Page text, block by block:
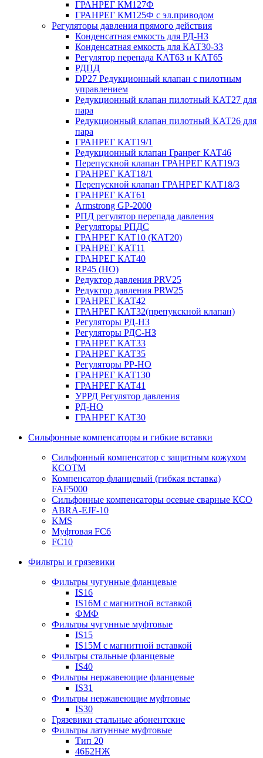
ГРАНРЕГ КМ127Ф
ГРАНРЕГ КМ125Ф с эл.приводом
Регуляторы давления прямого действия
Конденсатная емкость для РД-НЗ
Конденсатная емкость для КАТ30-33
Регулятор перепада КАТ63 и КАТ65
РДПД
DP27 Редукционный клапан с пилотным
управлением
Редукционный клапан пилотный КАТ27 для
пара
Редукционный клапан пилотный КАТ26 для
пара
ГРАНРЕГ КАТ19/1
Редукционный клапан Гранрег КАТ46
Перепускной клапан ГРАНРЕГ КАТ19/3
ГРАНРЕГ КАТ18/1
Перепускной клапан ГРАНРЕГ КАТ18/3
ГРАНРЕГ КАТ61
Armstrong GP-2000
РПД регулятор перепада давления
Регуляторы РПДС
ГРАНРЕГ КАТ10 (КАТ20)
ГРАНРЕГ КАТ11
ГРАНРЕГ КАТ40
RP45 (НО)
Редуктор давления PRV25
Редуктор давления PRW25
ГРАНРЕГ КАТ42
ГРАНРЕГ КАТ32(препукскной клапан)
Регуляторы РД-НЗ
Регуляторы РДС-НЗ
ГРАНРЕГ КАТ33
ГРАНРЕГ КАТ35
Регуляторы РР-НО
ГРАНРЕГ КАТ130
ГРАНРЕГ КАТ41
УРРД Регулятор давления
РД-НО
ГРАНРЕГ КАТ30
Сильфонные компенсаторы и гибкие вставки
Сильфонный компенсатор с защитным кожухом
КСОТM
Компенсатор фланцевый (гибкая вставка)
FAF5000
Сильфонные компенсаторы осевые сварные КСО
ABRA-EJF-10
KMS
Муфтовая FC6
FC10
Фильтры и грязевики
Фильтры чугунные фланцевые
IS16
IS16M с магнитной вставкой
ФМФ
Фильтры чугунные муфтовые
IS15
IS15M c магнитной вставкой
Фильтры стальные фланцевые
IS40
Фильтры нержавеющие фланцевые
IS31
Фильтры нержавеющие муфтовые
IS30
Грязевики стальные абонентские
Фильтры латунные муфтовые
Тип 20
46Б2НЖ